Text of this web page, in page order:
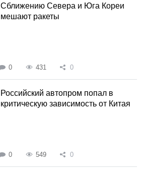
Сближению Севера и Юга Кореи
мешают ракеты
0 431 0
Российский автопром попал в
критическую зависимость от Китая
0 549 0